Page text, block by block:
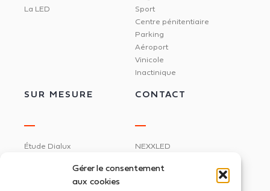
Gérer le consentement
aux cookies
La LED
Sport
Centre pénitentiaire
Parking
Aéroport
Vinicole
Inactinique
SUR MESURE
Étude Dialux
Gestion de l'éclairage
Dalle LED imprimée
CONTACT
NEXXLED
395 rue Docteur Marmonnier